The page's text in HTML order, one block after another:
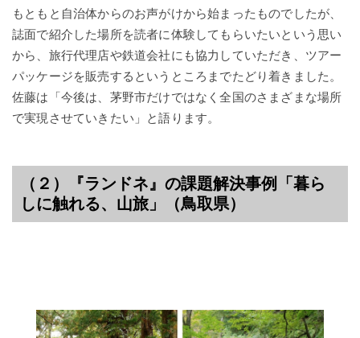
もともと自治体からのお声がけから始まったものでしたが、
誌面で紹介した場所を読者に体験してもらいたいという思い
から、旅行代理店や鉄道会社にも協力していただき、ツアー
パッケージを販売するというところまでたどり着きました。
佐藤は「今後は、茅野市だけではなく全国のさまざまな場所
で実現させていきたい」と語ります。
（２）『ランドネ』の課題解決事例「暮ら
しに触れる、山旅」（鳥取県）